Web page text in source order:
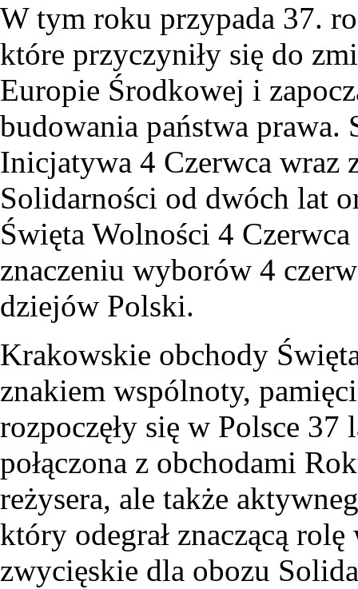
W tym roku przypada 37.
które przyczyniły się do
Europie Środkowej i
budowania państwa prawa.
Inicjatywa 4 Czerwca wraz
Solidarności od dwóch lat
Święta Wolności 4
znaczeniu wyborów 4
dziejów Polski.
Krakowskie obchody
znakiem wspólnoty,
rozpoczęły się w Polsce 37
połączona z obchodami
reżysera, ale także
który odegrał znaczącą
zwycięskie dla obozu